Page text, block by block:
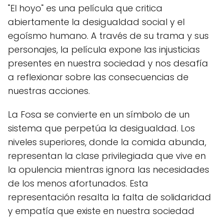
"El hoyo" es una película que critica
abiertamente la desigualdad social y el
egoísmo humano. A través de su trama y sus
personajes, la película expone las injusticias
presentes en nuestra sociedad y nos desafía
a reflexionar sobre las consecuencias de
nuestras acciones.
La Fosa se convierte en un símbolo de un
sistema que perpetúa la desigualdad. Los
niveles superiores, donde la comida abunda,
representan la clase privilegiada que vive en
la opulencia mientras ignora las necesidades
de los menos afortunados. Esta
representación resalta la falta de solidaridad
y empatía que existe en nuestra sociedad